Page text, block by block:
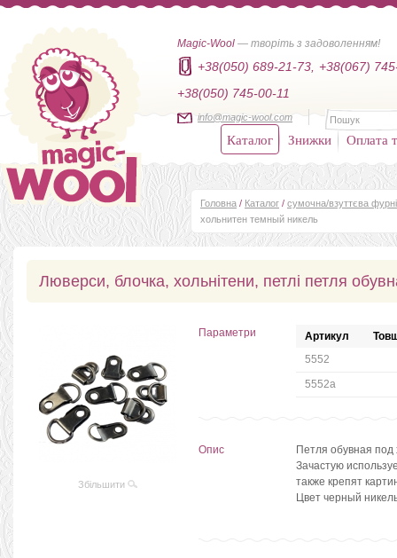
Magic-Wool — творіть з задоволенням!
+38(050) 689-21-73,
+38(067)
+38(050) 745-00-11
info@magic-wool.com
Каталог Знижки Оплата
Головна / Каталог / сумочна/взуттєва
хольнитен темный никель
Люверси, блочка, хольнітени, петлі петля
Збільшити
Параметри Артикул
5552
5552а
Опис
Петля обувная
Зачастую
также крепят
Цвет черный